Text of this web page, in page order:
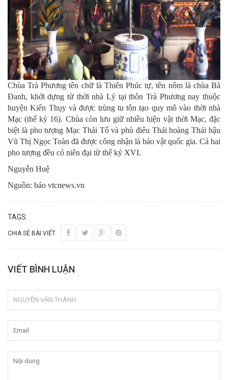
Chùa Trà Phương tên chữ là Thiên Phúc tự, tên nôm là chùa Bà
Đanh, khởi dựng từ thời nhà Lý tại thôn Trà Phương nay thuộc
huyện Kiến Thụy và được trùng tu tôn tạo quy mô vào thời nhà
Mạc (thế kỷ 16). Chùa còn lưu giữ nhiều hiện vật thời Mạc, đặc
biệt là pho tượng Mạc Thái Tổ và phù điêu Thái hoàng Thái hậu
Vũ Thị Ngọc Toàn đã được công nhận là bảo vật quốc gia. Cả hai
pho tượng đều có niên đại từ thế kỷ XVI.
Nguyễn Huệ
Nguồn: báo vtcnews.vn
TAGS:
CHIA SẺ BÀI VIẾT
VIẾT BÌNH LUẬN